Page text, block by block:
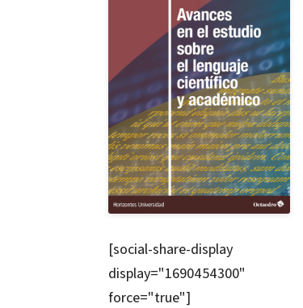
[social-share-display
display="1690454300"
force="true"]